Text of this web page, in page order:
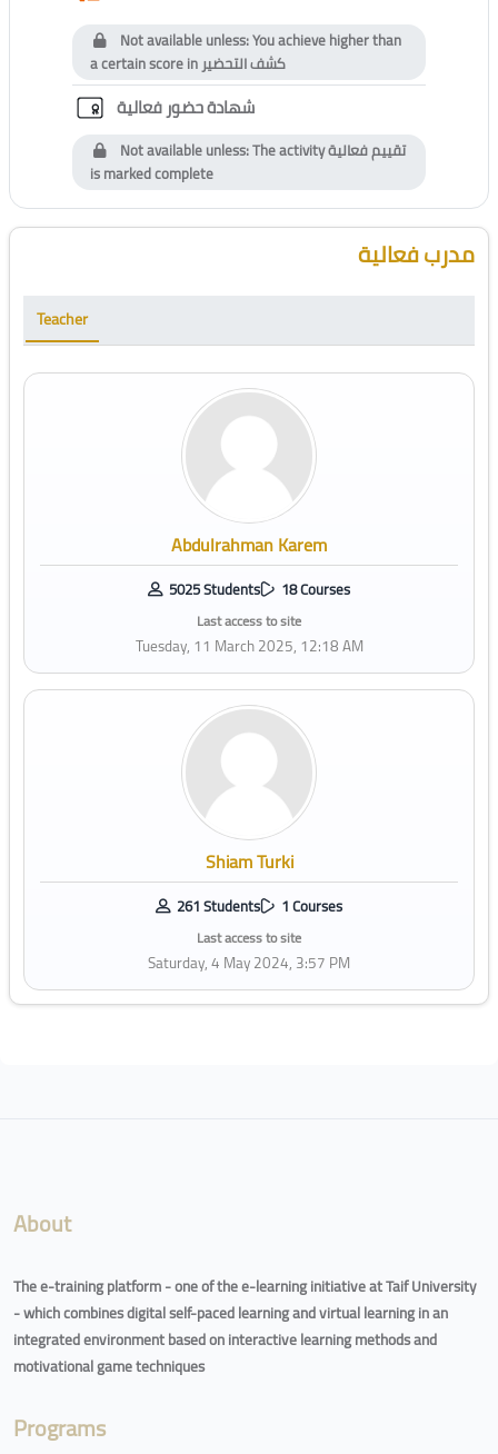
Not available unless: You achieve higher than
a certain score inكشف التحضير
شهادة حضور فعاليةCustom certificate
Not available unless: The activityتقييم فعالية
is marked complete
Blocks
Skip [Cocoon] Course Instructor مدرب فعالية
Teacher
Abdulrahman Karem
5025 Students 18 Courses
Last access to site
Tuesday, 11 March 2025, 12:18 AM
Shiam Turki
261 Students 1 Courses
Last access to site
Saturday, 4 May 2024, 3:57 PM
About
The e-training platform - one of the e-learning initiative at Taif University
- which combines digital self-paced learning and virtual learning in an
integrated environment based on interactive learning methods and
motivational game techniques
Programs